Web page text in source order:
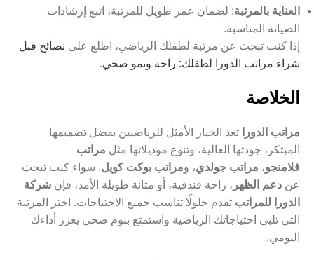
العناية بالمرتبة: لضمان عمر طويل للمرتبة، اتبع إرشادات
الصيانة المناسبة.
إذا كنت تبحث عن مرتبة لطفلك الرياضي، اطلع على نصائح قبل
شراء مراتب الدورا لطفلك: راحة ونمو صحي.
الخلاصة
مراتب الدورا
تعد الخيار الأمثل للرياضيين بفضل تصميمها
المبتكر، جودتها العالية، وتنوع موديلاتها مثل مراتب
فلامنجو، مراتب جولدي، ومراتب بوكت كويل. سواء كنت تبحث
عن دعم الظهر ، راحة فندقية، أو متانة طويلة الأمد، فإن شركة
الدورا للمراتب تقدم حلولًا تناسب جميع الاحتياجات. اختر المرتبة
التي تلبي احتياجاتك الرياضية واستمتع بنوم صحي يعزز أداءك
اليومي.